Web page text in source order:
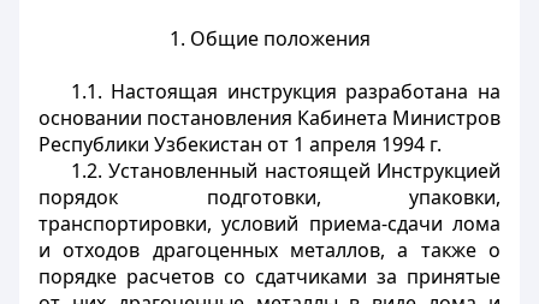
1. Общие положения
1.1. Настоящая инструкция разработана на
основании постановления Кабинета Министров
Республики Узбекистан от 1 апреля 1994 г.
1.2. Установленный настоящей Инструкцией
порядок подготовки, упаковки,
транспортировки, условий приема-сдачи лома
и отходов драгоценных металлов, а также о
порядке расчетов со сдатчиками за принятые